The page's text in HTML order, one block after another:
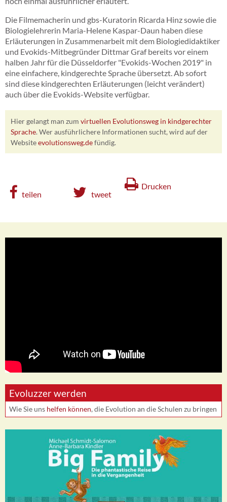
Die Filmemacherin und gbs-Kuratorin Ricarda Hinz sowie die
Biologielehrerin Maria-Helene Kaspar-Daun haben diese
Erläuterungen in Zusammenarbeit mit dem Biologiedidaktiker
und Evokids-Mitbegründer Dittmar Graf bereits vor einem
halben Jahr für die Düsseldorfer "Evokids-Wochen 2019" in
eine einfachere, kindgerechte Sprache übersetzt. Ab sofort
sind diese kindgerechten Erläuterungen (leicht verändert)
auch über die Evokids-Website verfügbar.
Hier gelangt man zumvirtuellen Evolutionsweg in kindgerechter
Sprache. Wer ausführlichere Informationen sucht, wird auf der
Websiteevolutionsweg.defündig.
Drucken
teilen
tweet
Evoluzzer werden
Wie Sie uns helfen können, die Evolution an die Schulen zu bringen